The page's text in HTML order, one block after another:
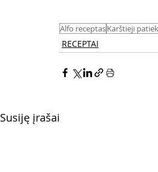
Alfo receptasKarštieji
RECEPTAI
Susiję įrašai